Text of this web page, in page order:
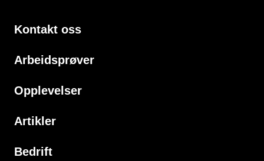
Kontakt oss
Arbeidsprøver
Opplevelser
Artikler
Bedrift